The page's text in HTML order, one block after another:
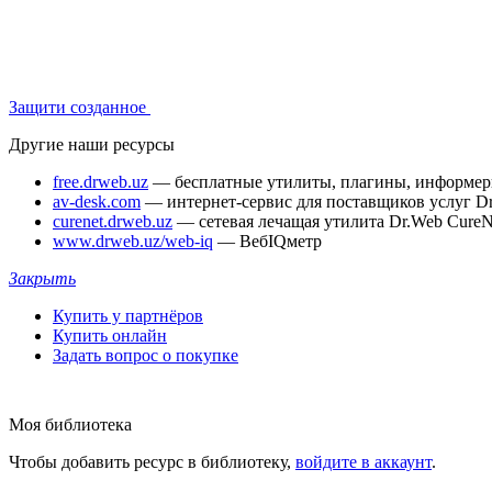
Защити созданное
Другие наши ресурсы
free.drweb.uz — бесплатные утилиты, плагины,
av-desk.com — интернет-сервис для поставщиков услуг
curenet.drweb.uz — сетевая лечащая утилита Dr.Web
www.drweb.uz/web-iq — ВебIQметр
Закрыть
Купить у партнёров
Купить онлайн
Задать вопрос о покупке
Моя библиотека
Чтобы добавить ресурс в библиотеку, войдите в аккаунт.